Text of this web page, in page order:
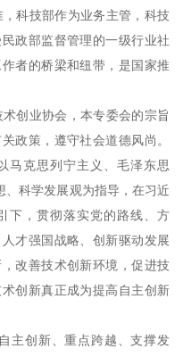
科技部作为业务主管，科技
政部监督管理的一级行业社
者的桥梁和纽带，是国家推
创业协会，本专委会的宗旨
政策，遵守社会道德风尚。
马克思列宁主义、毛泽东思
、科学发展观为指导，在习近
下，贯彻落实党的路线、方
才强国战略、创新驱动发展
改善技术创新环境，促进技
创新真正成为提高自主创新
主创新、重点跨越、支撑发